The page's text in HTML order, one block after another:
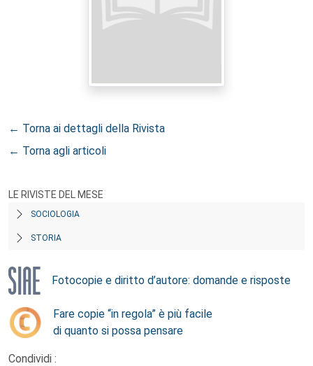
← Torna ai dettagli della Rivista
← Torna agli articoli
LE RIVISTE DEL MESE
SOCIOLOGIA
STORIA
Fotocopie e diritto d’autore: domande e risposte
Fare copie “in regola” è più facile
di quanto si possa pensare
Condividi :